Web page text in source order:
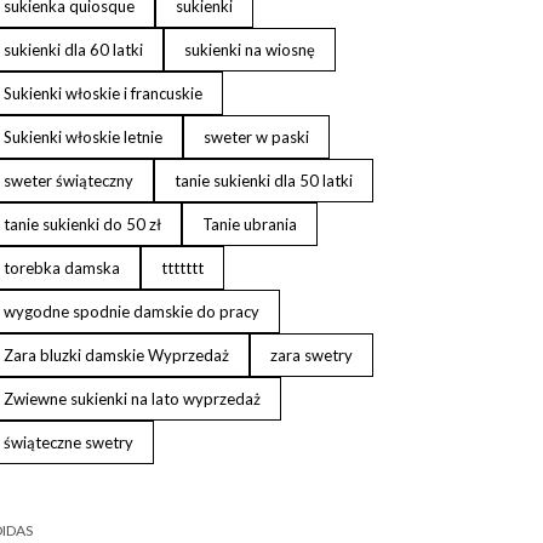
sukienka quiosque sukienki
sukienki dla 60 latki sukienki na wiosnę
Sukienki włoskie i francuskie
Sukienki włoskie letnie sweter w paski
sweter świąteczny tanie sukienki dla 50 latki
tanie sukienki do 50 zł Tanie ubrania
torebka damska ttttttt
wygodne spodnie damskie do pracy
Zara bluzki damskie Wyprzedaż zara swetry
Zwiewne sukienki na lato wyprzedaż
świąteczne swetry